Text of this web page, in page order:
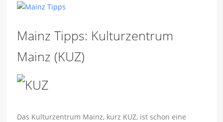
Mainz Tipps: Kulturzentrum
Mainz (KUZ)
Das Kulturzentrum Mainz, kurz KUZ, ist schon eine